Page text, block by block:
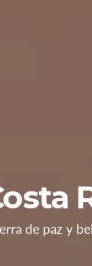
de paz y